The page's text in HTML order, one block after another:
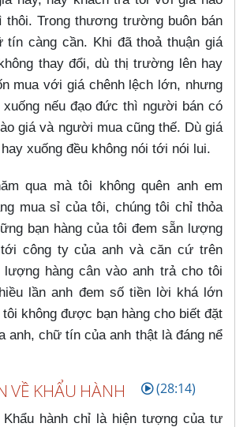
Trong thương trường buôn bán
tín càng cần. Khi đã thoả thuận giá
thay đổi, dù thị trường lên hay
mua với giá chênh lệch lớn, nhưng
nếu đạo đức thì người bán có
giá và người mua cũng thế. Dù giá
xuống đều không nói tới nói lui.
qua mà tôi không quên anh em
mua sỉ của tôi, chúng tôi chỉ thỏa
bạn hàng của tôi đem sẵn lượng
công ty của anh và căn cứ trên
lượng hàng cân vào anh trả cho tôi
lần anh đem số tiền lời khá lớn
không được bạn hàng cho biết đặt
anh, chữ tín của anh thật là đáng nể
VỀ KHẨU HÀNH (28:14)
Khẩu hành chỉ là hiện tượng của tư